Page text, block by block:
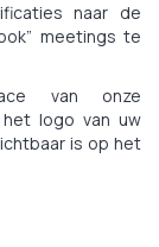
naar de
meetings te
van onze
logo van uw
is op het